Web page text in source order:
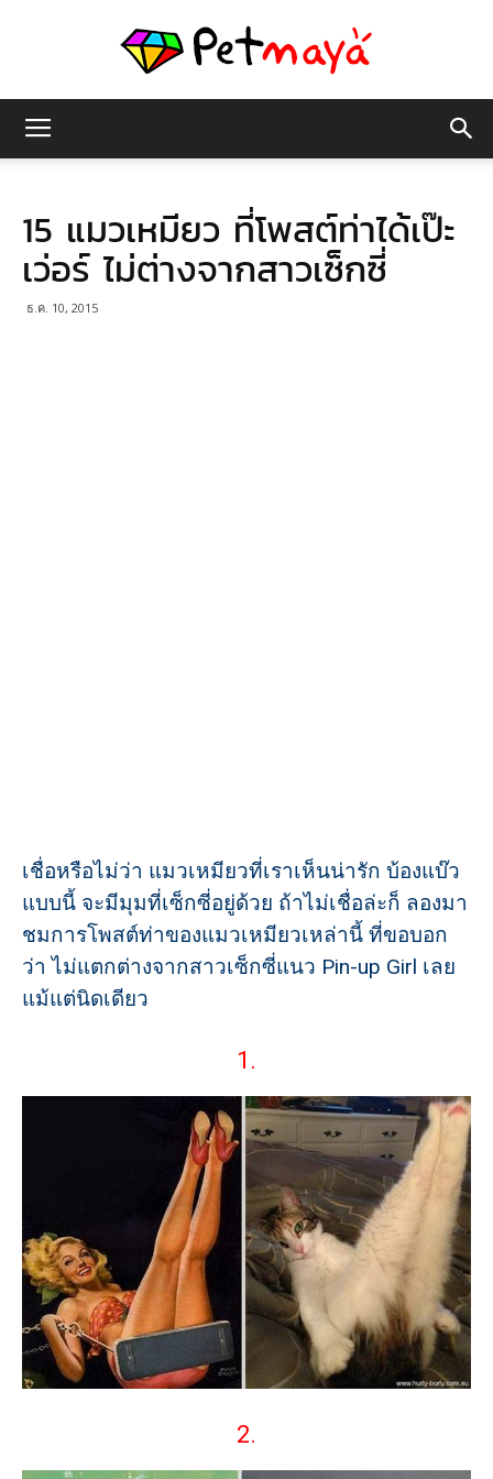
มายา
15 แมวเหมียว ที่โพสต์ท่าได้เป๊ะ
เว่อร์ ไม่ต่างจากสาวเซ็กซี่
ธ.ค. 10, 2015
เชื่อหรือไม่ว่า แมวเหมียวที่เราเห็นน่ารัก บ้องแบ๊ว
แบบนี้ จะมีมุมที่เซ็กซี่อยู่ด้วย ถ้าไม่เชื่อล่ะก็ ลองมา
ชมการโพสต์ท่าของแมวเหมียวเหล่านี้ ที่ขอบอก
ว่า ไม่แตกต่างจากสาวเซ็กซี่แนว Pin-up Girl เลย
แม้แต่นิดเดียว
1.
2.